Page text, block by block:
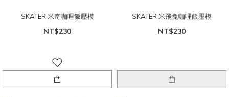
SKATER 米奇咖哩飯壓模
NT$230
SKATER 米飛兔咖哩飯壓模
NT$230